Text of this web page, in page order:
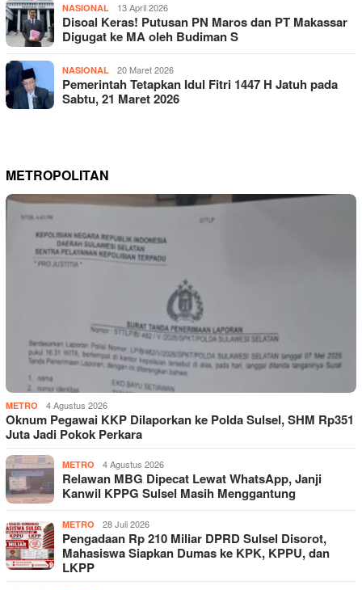
NASIONAL 13 April 2026
Disoal Keras! Putusan PN Maros dan PT Makassar
Digugat ke MA oleh Budiman S
NASIONAL 20 Maret 2026
Pemerintah Tetapkan Idul Fitri 1447 H Jatuh pada
Sabtu, 21 Maret 2026
METROPOLITAN
METRO 4 Agustus 2026
Oknum Pegawai KKP Dilaporkan ke Polda Sulsel, SHM Rp351
Juta Jadi Pokok Perkara
METRO 4 Agustus 2026
Relawan MBG Dipecat Lewat WhatsApp, Janji
Kanwil KPPG Sulsel Masih Menggantung
METRO 28 Juli 2026
Pengadaan Rp 210 Miliar DPRD Sulsel Disorot,
Mahasiswa Siapkan Dumas ke KPK, KPPU, dan
LKPP